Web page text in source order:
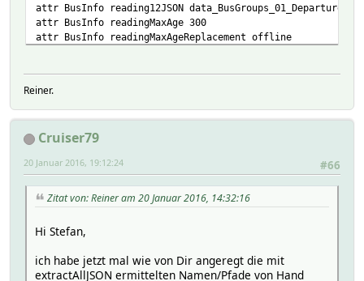
}
attr BusInfo reading12JSON
attr BusInfo readingMaxAge 300
attr BusInfo readingMaxAgeReplacement offline
Reiner.
Cruiser79
#66
20 Januar 2016, 19:12:24
Zitat von: Reiner am 20 Januar 2016, 14:32:16
Hi Stefan,
ich habe jetzt mal wie von Dir angeregt die mit
extractAllJSON ermittelten Namen/Pfade von Hand